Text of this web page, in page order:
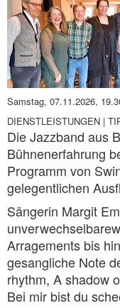
Samstag, 07.11.2026,
DIENSTLEISTUNGEN |
Die Jazzband aus
Bühnenerfahrung
Programm von
gelegentlichen
Sängerin Margit
Arragements bis
gesangliche
rhythm, A shadow
Bei mir bist du